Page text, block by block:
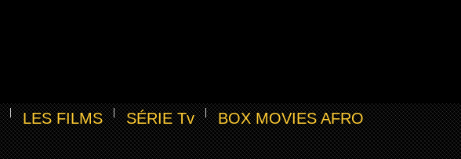
LES FILMS SÉRIE Tv BOX MOVIES AFRO